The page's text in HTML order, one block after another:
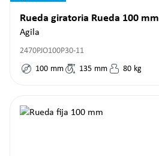
Rueda giratoria Rueda 100 mm
Agila
2470PJO100P30-11
100 mm 135 mm 80 kg